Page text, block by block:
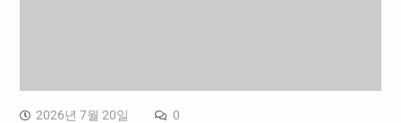
2026년 7월 20일 0